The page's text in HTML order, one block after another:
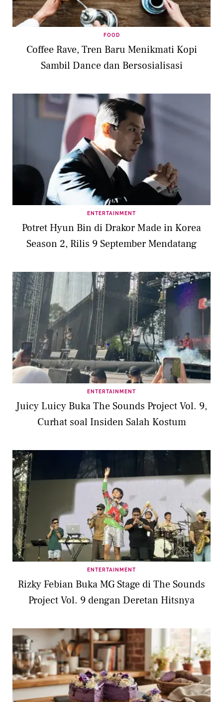
FOOD
Coffee Rave, Tren Baru Menikmati Kopi
Sambil Dance dan Bersosialisasi
ENTERTAINMENT
Potret Hyun Bin di Drakor Made in Korea
Season 2, Rilis 9 September Mendatang
ENTERTAINMENT
Juicy Luicy Buka The Sounds Project Vol. 9,
Curhat soal Insiden Salah Kostum
ENTERTAINMENT
Rizky Febian Buka MG Stage di The Sounds
Project Vol. 9 dengan Deretan Hitsnya